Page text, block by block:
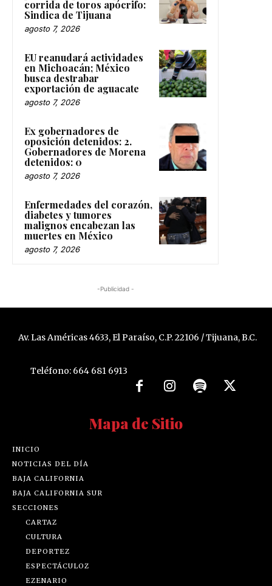
corrida de toros apócrifo:
Sindica de Tijuana
agosto 7, 2026
EU reanudará actividades
en Michoacán; México
busca destrabar
exportación de aguacate
agosto 7, 2026
Ex gobernadores de
oposición detenidos: 2.
Gobernadores de Morena
detenidos: 0
agosto 7, 2026
Enfermedades del corazón,
diabetes y tumores
malignos encabezan las
muertes en México
agosto 7, 2026
-Publicidad -
Av. Las Américas 4633, El Paraíso, C.P. 22106 / Tijuana, B.C.
Teléfono: 664 681 6913
Mapa de Sitio
INICIO
NOTICIAS DEL DÍA
BAJA CALIFORNIA
BAJA CALIFORNIA SUR
SECCIONES
CARTAZ
CULTURA
DEPORTEZ
ESPECTÁCULOZ
EZENARIO